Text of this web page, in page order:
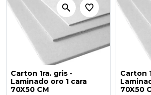
Carton 1ra. gris -
Laminado oro 1 cara
70X50 CM
Carton
70X50